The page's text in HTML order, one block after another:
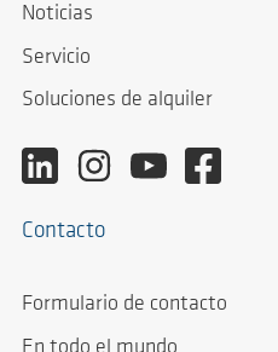
Noticias
Servicio
Soluciones de alquiler
Contacto
Formulario de contacto